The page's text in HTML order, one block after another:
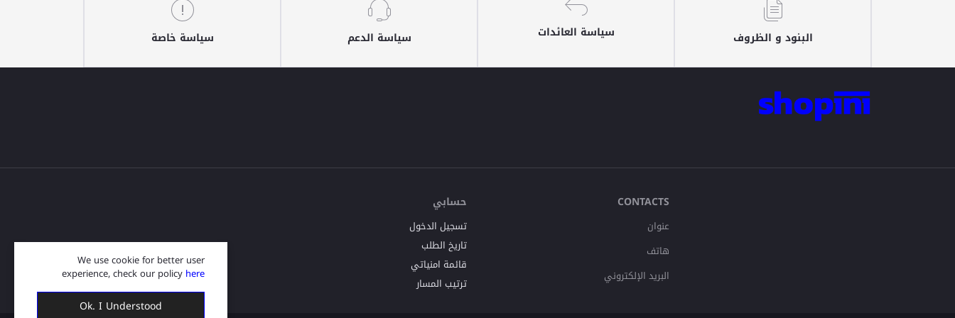
البنود و الظروف سياسة العائدات سياسة الدعم سياسة خاصة
CONTACTS
عنوان
هاتف
البريد الإلكتروني
حسابي
تسجيل الدخول
تاريخ الطلب
قائمة امنياتي
ترتيب المسار
We use cookie for better user
experience, check our policy here
Ok. I Understood